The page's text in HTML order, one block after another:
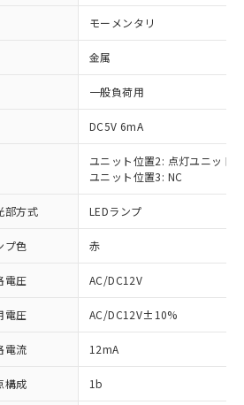
モーメンタリ
金属
一般負荷用
DC5V 6mA
ユニット位置2: 点灯ユニット
ユニット位置3: NC
部方式 LEDランプ
プ色 赤
電圧 AC/DC12V
電圧 AC/DC12V±10%
電流 12mA
構成 1b
EU RoHS指令（10物質）の
た製品が提供可能な商品で